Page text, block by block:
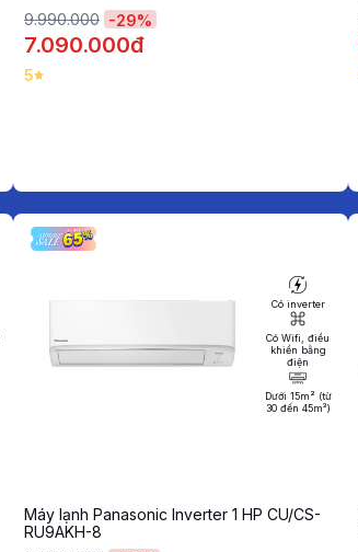
9.990.000 -29%
7.090.000đ
5
Có inverter
Có Wifi, điều
khiển bằng
điện
Dưới 15m² (từ
30 đến 45m³)
Máy lạnh Panasonic Inverter 1 HP CU/CS-
RU9AKH-8